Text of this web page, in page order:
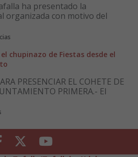
ha presentado la
organizada con motivo del
chupinazo de Fiestas desde el
PRESENCIAR EL COHETE DE
PRIMERA.- El
Facebook Twitter Youtube